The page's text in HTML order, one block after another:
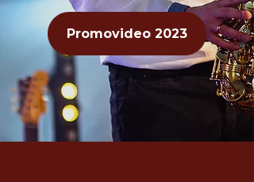
Promovideo 2023